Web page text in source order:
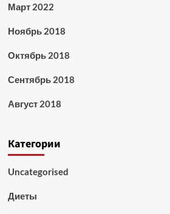
Март 2022
Ноябрь 2018
Октябрь 2018
Сентябрь 2018
Август 2018
Категории
Uncategorised
Диеты